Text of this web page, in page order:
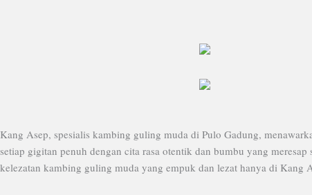
Kang Asep, spesialis kambing guling muda di Pulo Gadung,
setiap gigitan penuh dengan cita rasa otentik dan bumbu yang
kelezatan kambing guling muda yang empuk dan lezat hanya di Kang